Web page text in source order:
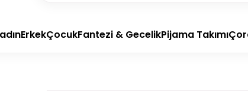
ErkekÇocukFantezi & GecelikPijama Takımı